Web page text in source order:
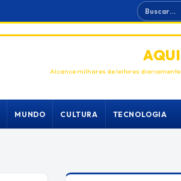
Buscar
ANUNCIEAQUI
Alcance milhares de leitores diariamente
MUNDO CULTURA TECNOLOGIA